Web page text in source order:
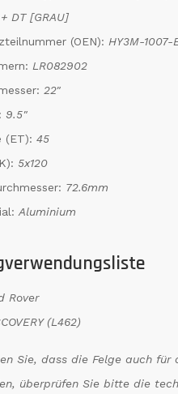
+ DT [GRAU]
(OEN): HY3M-1007-
LR082902
22"
9.5"
(ET): 45
5x120
72.6mm
Aluminium
Rover
(L462)
Sie, dass die Felge auch
überprüfen Sie bitte die